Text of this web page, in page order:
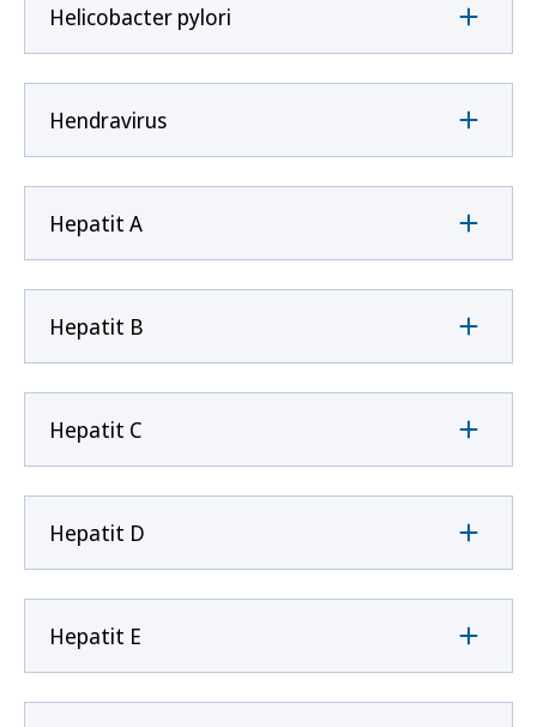
Helicobacter pylori
Hendravirus
Hepatit A
Hepatit B
Hepatit C
Hepatit D
Hepatit E